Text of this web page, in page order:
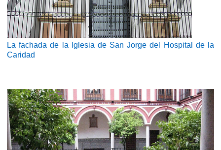
La fachada de la Iglesia de San Jorge del Hospital de la
Caridad